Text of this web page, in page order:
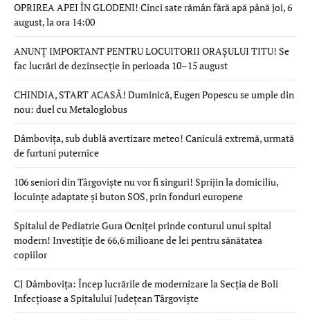
OPRIREA APEI ÎN GLODENI! Cinci sate rămân fără apă până joi, 6
august, la ora 14:00
ANUNȚ IMPORTANT PENTRU LOCUITORII ORAȘULUI TITU! Se
fac lucrări de dezinsecție în perioada 10–15 august
CHINDIA, START ACASĂ! Duminică, Eugen Popescu se umple din
nou: duel cu Metaloglobus
Dâmbovița, sub dublă avertizare meteo! Caniculă extremă, urmată
de furtuni puternice
106 seniori din Târgoviște nu vor fi singuri! Sprijin la domiciliu,
locuințe adaptate și buton SOS, prin fonduri europene
Spitalul de Pediatrie Gura Ocniței prinde conturul unui spital
modern! Investiție de 66,6 milioane de lei pentru sănătatea
copiilor
CJ Dâmbovița: Încep lucrările de modernizare la Secția de Boli
Infecțioase a Spitalului Județean Târgoviște